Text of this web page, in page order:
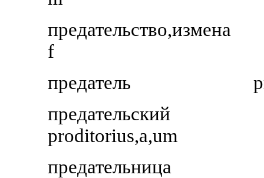
предательство,измена
f
предатель
предательский
proditorius,a,um
предательница